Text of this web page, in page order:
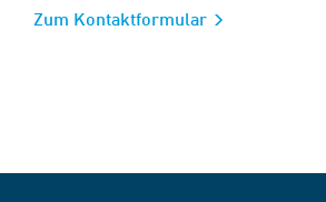
Zum Kontaktformular